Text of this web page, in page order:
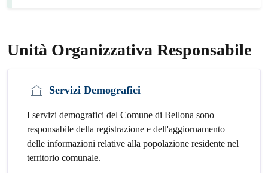
Unità Organizzativa Responsabile
Servizi Demografici
I servizi demografici del Comune di Bellona sono
responsabile della registrazione e dell'aggiornamento
delle informazioni relative alla popolazione residente nel
territorio comunale.